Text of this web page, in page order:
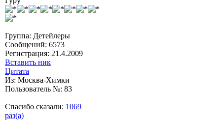
Группа: Дeтeйлeры
Сообщений: 6573
Регистрация: 21.4.2009
Вставить ник
Цитата
Из: Москва-Химки
Пользователь №: 83
Спасибо сказали: 1069
раз(а)